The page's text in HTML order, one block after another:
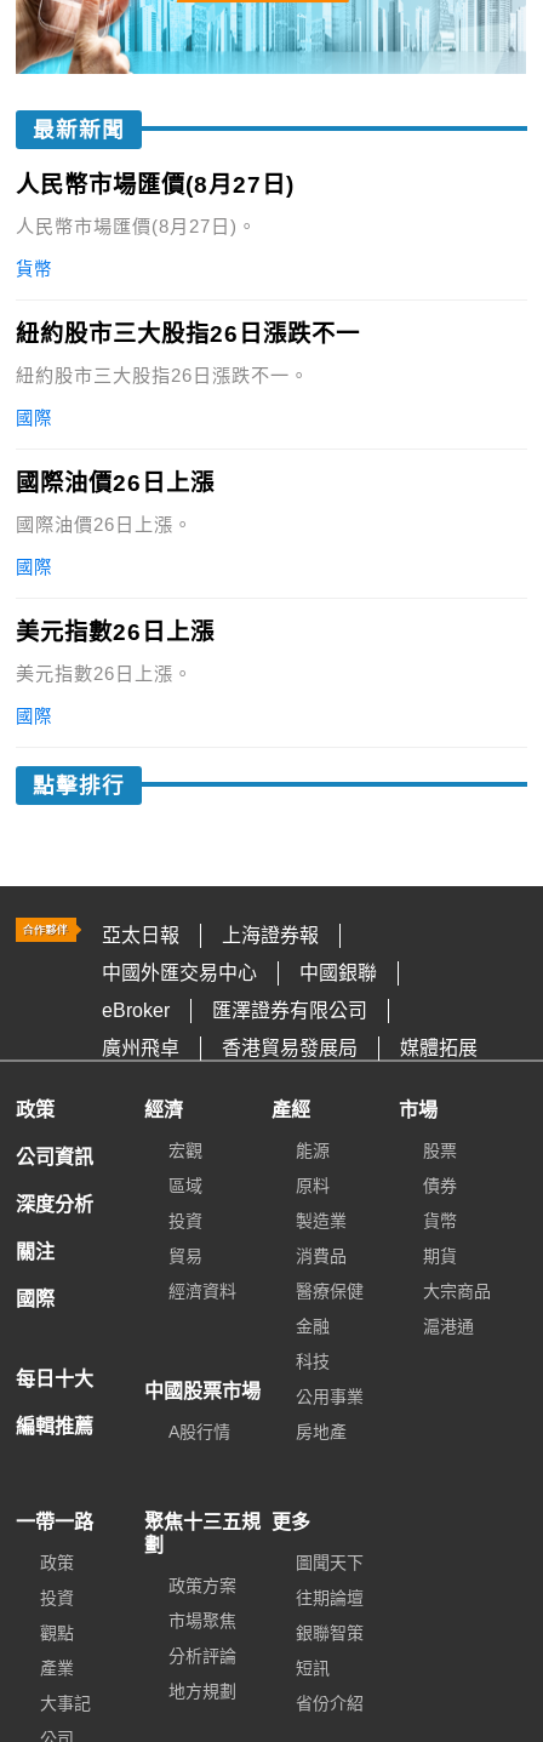
最新新聞
人民幣市場匯價(8月27日)
人民幣市場匯價(8月27日)。
貨幣
紐約股市三大股指26日漲跌不一
紐約股市三大股指26日漲跌不一。
國際
國際油價26日上漲
國際油價26日上漲。
國際
美元指數26日上漲
美元指數26日上漲。
國際
點擊排行
亞太日報
上海證券報
中國外匯交易中心
中國銀聯
eBroker
匯澤證券有限公司
廣州飛卓
香港貿易發展局 媒體拓展
政策
公司資訊
深度分析
關注
國際
每日十大
編輯推薦
經濟
宏觀
區域
投資
貿易
經濟資料
中國股票市場
A股行情
產經
能源
原料
製造業
消費品
醫療保健
金融
科技
公用事業
房地產
市場
股票
債券
貨幣
期貨
大宗商品
滬港通
一帶一路
政策
投資
觀點
產業
大事記
聚焦十三五規
劃
政策方案
市場聚焦
分析評論
地方規劃
更多
圖聞天下
往期論壇
銀聯智策
短訊
省份介紹